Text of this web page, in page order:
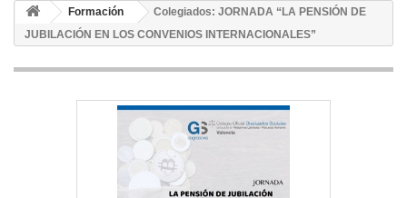
Formación
Colegiados: JORNADA “LA PENSIÓN DE
JUBILACIÓN EN LOS CONVENIOS INTERNACIONALES”